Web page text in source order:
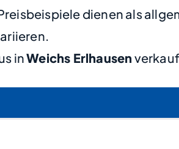
dienen als
inWeichs Erlhausen